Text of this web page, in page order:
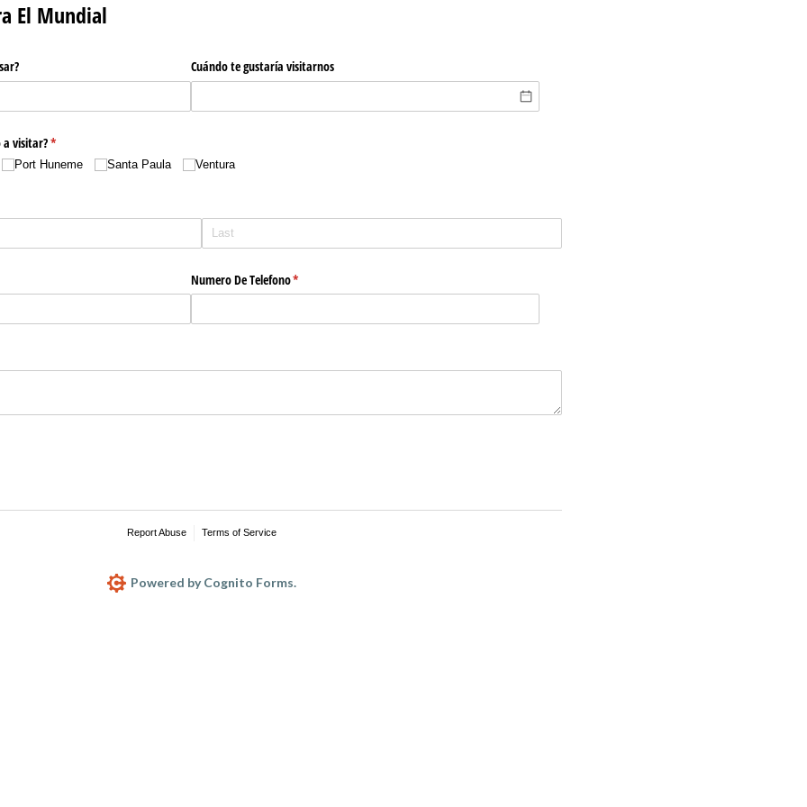
El Mundial
Cuándo te gustaría visitarnos
a visitar?*
(required)
Port Huneme Santa Paula Ventura
Numero De Telefono*
(required)
Report Abuse Terms of Service
Powered by Cognito Forms.